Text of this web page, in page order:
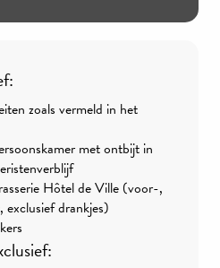
zoals vermeld in het
met ontbijt in
Hôtel de Ville (voor-,
drankjes)